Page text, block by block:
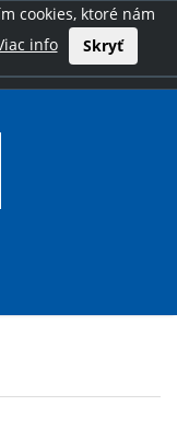
cookies, ktoré nám
info Skryť